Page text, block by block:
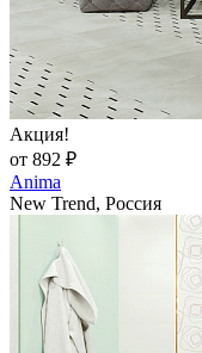
Акция!
от 892 ₽
Anima
New Trend, Россия